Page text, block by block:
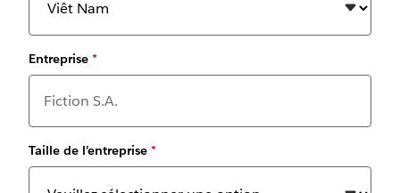
Entreprise *
Taille de l’entreprise *